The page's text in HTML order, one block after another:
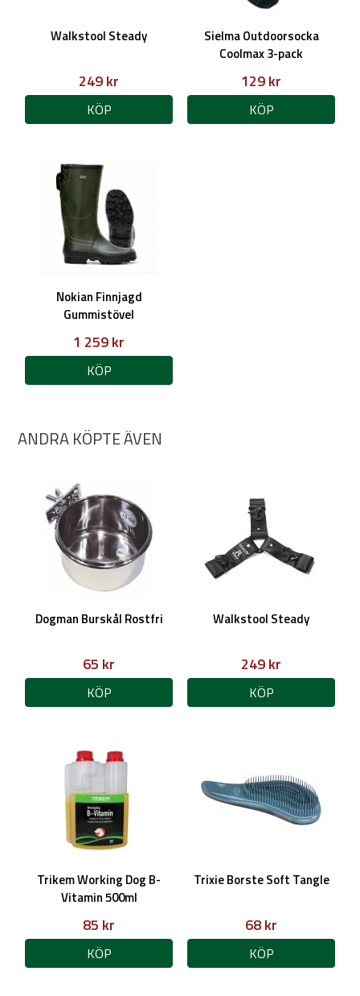
Walkstool Steady
249 kr
KÖP
Sielma Outdoorsocka
Coolmax 3-pack
129 kr
KÖP
Nokian Finnjagd
Gummistövel
1 259 kr
KÖP
ANDRA KÖPTE ÄVEN
Dogman Burskål Rostfri
65 kr
KÖP
Walkstool Steady
249 kr
KÖP
Trikem Working Dog B-
Vitamin 500ml
85 kr
KÖP
Trixie Borste Soft Tangle
68 kr
KÖP